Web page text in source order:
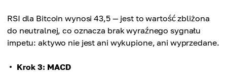
RSI dla Bitcoin wynosi 43,5 — jest to wartość zbliżona
do neutralnej, co oznacza brak wyraźnego sygnału
impetu: aktywo nie jest ani wykupione, ani wyprzedane.
Krok 3: MACD